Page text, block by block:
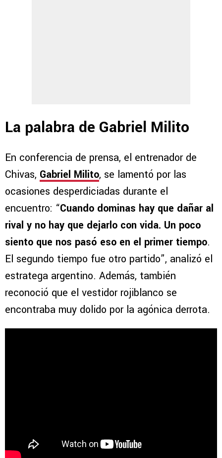
La palabra de Gabriel Milito
En conferencia de prensa, el entrenador de
Chivas, Gabriel Milito, se lamentó por las
ocasiones desperdiciadas durante el
encuentro: “Cuando dominas hay que dañar al
rival y no hay que dejarlo con vida. Un poco
siento que nos pasó eso en el primer tiempo.
El segundo tiempo fue otro partido”, analizó el
estratega argentino. Además, también
reconoció que el vestidor rojiblanco se
encontraba muy dolido por la agónica derrota.